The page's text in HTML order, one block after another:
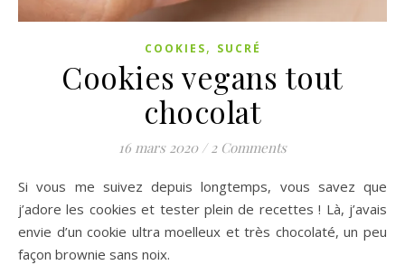
COOKIES, SUCRÉ
Cookies vegans tout
chocolat
16 mars 2020 / 2 Comments
Si vous me suivez depuis longtemps, vous savez que
j’adore les cookies et tester plein de recettes ! Là, j’avais
envie d’un cookie ultra moelleux et très chocolaté, un peu
façon brownie sans noix.